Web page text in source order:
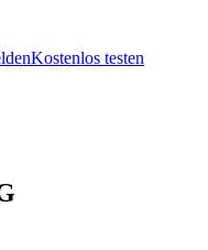
Kostenlos testen